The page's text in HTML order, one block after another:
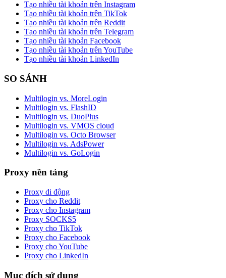
Tạo nhiều tài khoản trên Instagram
Tạo nhiều tài khoản trên TikTok
Tạo nhiều tài khoản trên Reddit
Tạo nhiều tài khoản trên Telegram
Tạo nhiều tài khoản Facebook
Tạo nhiều tài khoản trên YouTube
Tạo nhiều tài khoản LinkedIn
SO SÁNH
Multilogin vs. MoreLogin
Multilogin vs. FlashID
Multilogin vs. DuoPlus
Multilogin vs. VMOS cloud
Multilogin vs. Octo Browser
Multilogin vs. AdsPower
Multilogin vs. GoLogin
Proxy nền tảng
Proxy di động
Proxy cho Reddit
Proxy cho Instagram
Proxy SOCKS5
Proxy cho TikTok
Proxy cho Facebook
Proxy cho YouTube
Proxy cho LinkedIn
Mục đích sử dụng